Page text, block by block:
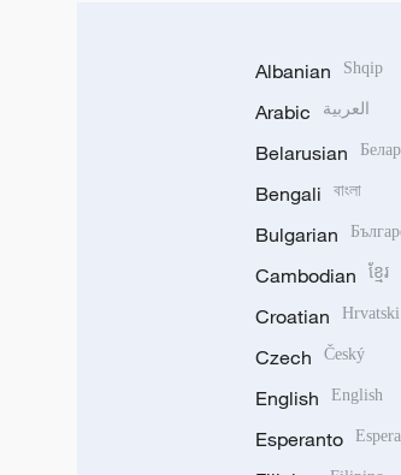
Albanian Shqip
Arabic العربية
Belarusian
Bengali বাংলা
Bulgarian
Cambodian ខ្មែរ
Croatian Hrvatski
Czech Český
English English
Esperanto